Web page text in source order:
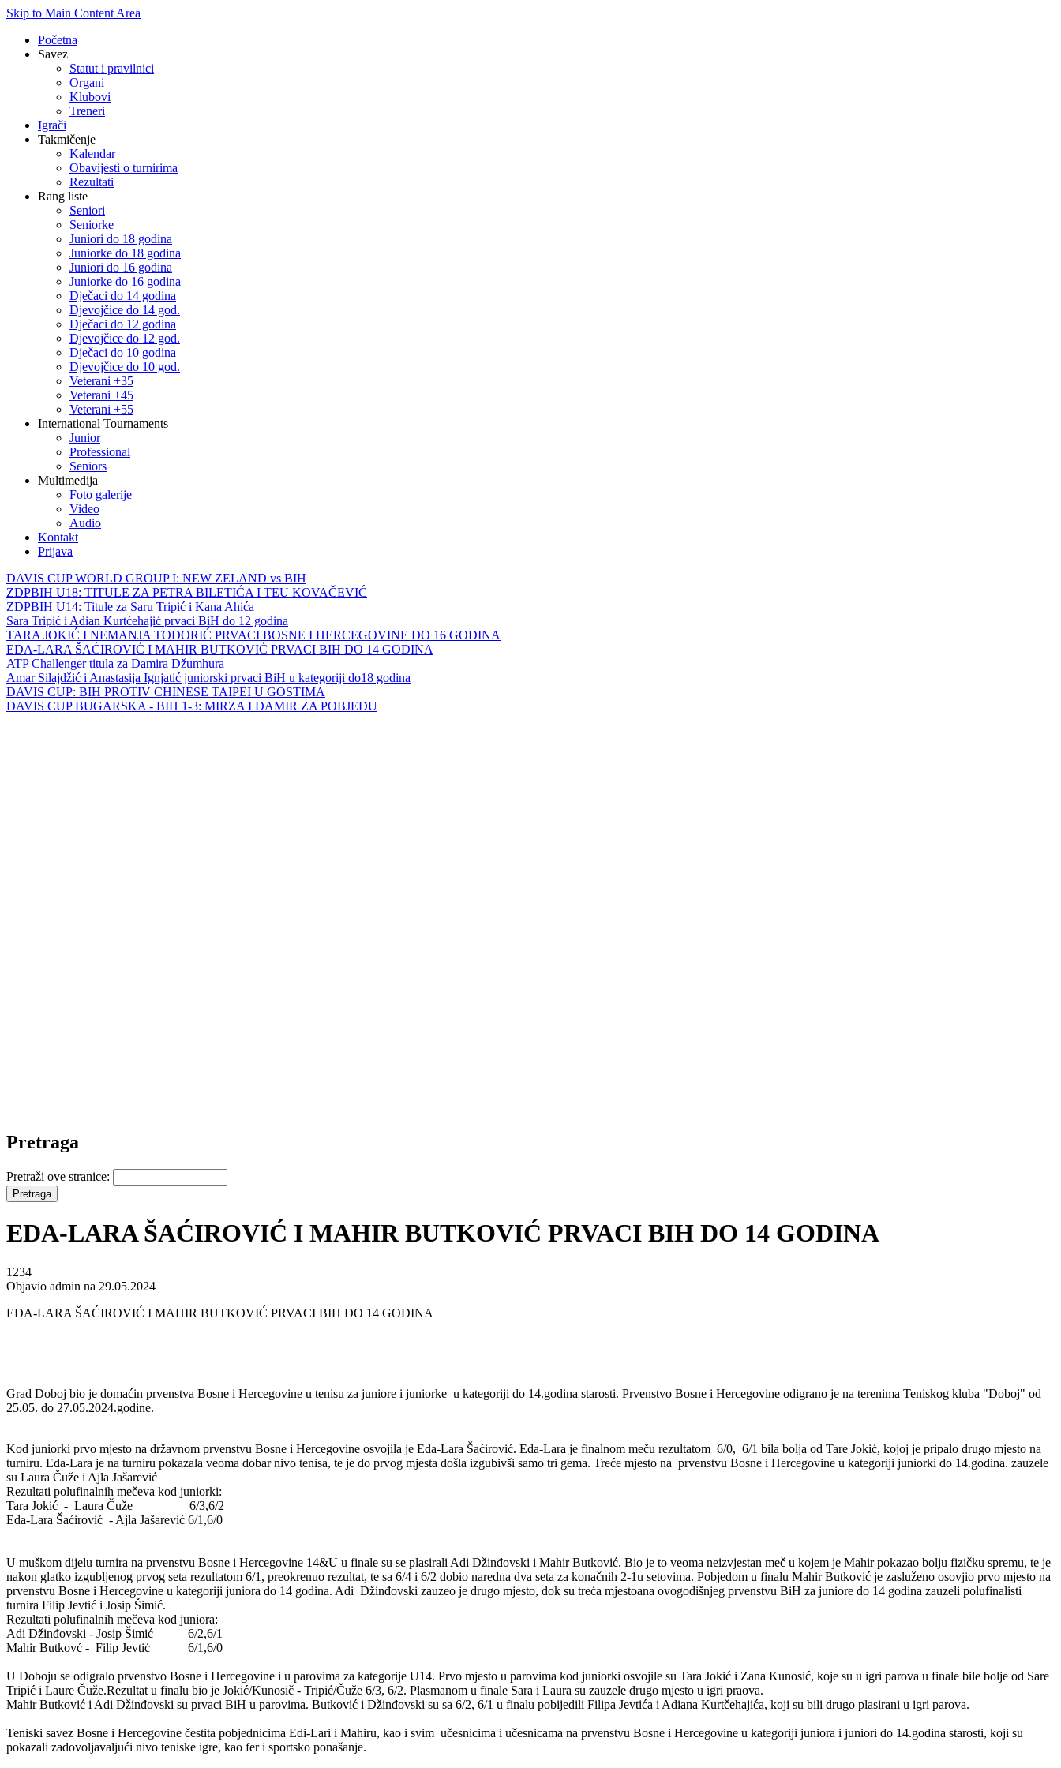
Skip to Main Content Area
Početna
Savez
Statut i pravilnici
Organi
Klubovi
Treneri
Igrači
Takmičenje
Kalendar
Obavijesti o turnirima
Rezultati
Rang liste
Seniori
Seniorke
Juniori do 18 godina
Juniorke do 18 godina
Juniori do 16 godina
Juniorke do 16 godina
Dječaci do 14 godina
Djevojčice do 14 god.
Dječaci do 12 godina
Djevojčice do 12 god.
Dječaci do 10 godina
Djevojčice do 10 god.
Veterani +35
Veterani +45
Veterani +55
International Tournaments
Junior
Professional
Seniors
Multimedija
Foto galerije
Video
Audio
Kontakt
Prijava
DAVIS CUP WORLD GROUP I: NEW ZELAND vs BIH
ZDPBIH U18: TITULE ZA PETRA BILETIĆA I TEU KOVAČEVIĆ
ZDPBIH U14: Titule za Saru Tripić i Kana Ahića
Sara Tripić i Adian Kurtćehajić prvaci BiH do 12 godina
TARA JOKIĆ I NEMANJA TODORIĆ PRVACI BOSNE I HERCEGOVINE DO 16 GODINA
EDA-LARA ŠAĆIROVIĆ I MAHIR BUTKOVIĆ PRVACI BIH DO 14 GODINA
ATP Challenger titula za Damira Džumhura
Amar Silajdžić i Anastasija Ignjatić juniorski prvaci BiH u kategoriji do18 godina
DAVIS CUP: BIH PROTIV CHINESE TAIPEI U GOSTIMA
DAVIS CUP BUGARSKA - BIH 1-3: MIRZA I DAMIR ZA POBJEDU
Pretraga
Pretraži ove stranice:
EDA-LARA ŠAĆIROVIĆ I MAHIR BUTKOVIĆ PRVACI BIH DO 14 GODINA
1234
Objavio admin na 29.05.2024
EDA-LARA ŠAĆIROVIĆ I MAHIR BUTKOVIĆ PRVACI BIH DO 14 GODINA
Grad Doboj bio je domaćin prvenstva Bosne i Hercegovine u tenisu za juniore i juniorke u kategoriji do 14.godina starosti. Prvenstvo Bosne i Hercegovine odigrano je na terenima Teniskog kluba "Doboj" od
25.05. do 27.05.2024.godine.
Kod juniorki prvo mjesto na državnom prvenstvu Bosne i Hercegovine osvojila je Eda-Lara Šaćirović. Eda-Lara je finalnom meču rezultatom 6/0, 6/1 bila bolja od Tare Jokić, kojoj je pripalo drugo mjesto na
turniru. Eda-Lara je na turniru pokazala veoma dobar nivo tenisa, te je do prvog mjesta došla izgubivši samo tri gema. Treće mjesto na prvenstvu Bosne i Hercegovine u kategoriji juniorki do 14.godina. zauzele
su Laura Čuže i Ajla Jašarević
Rezultati polufinalnih mečeva kod juniorki:
Tara Jokić - Laura Čuže 6/3,6/2
Eda-Lara Šaćirović - Ajla Jašarević 6/1,6/0
U muškom dijelu turnira na prvenstvu Bosne i Hercegovine 14&U u finale su se plasirali Adi Džinđovski i Mahir Butković. Bio je to veoma neizvjestan meč u kojem je Mahir pokazao bolju fizičku spremu, te je
nakon glatko izgubljenog prvog seta rezultatom 6/1, preokrenuo rezultat, te sa 6/4 i 6/2 dobio naredna dva seta za konačnih 2-1u setovima. Pobjedom u finalu Mahir Butković je zasluženo osovjio prvo mjesto na
prvenstvu Bosne i Hercegovine u kategoriji juniora do 14 godina. Adi Džinđovski zauzeo je drugo mjesto, dok su treća mjestoana ovogodišnjeg prvenstvu BiH za juniore do 14 godina zauzeli polufinalisti
turnira Filip Jevtić i Josip Šimić.
Rezultati polufinalnih mečeva kod juniora:
Adi Džinđovski - Josip Šimić 6/2,6/1
Mahir Butkovć - Filip Jevtić 6/1,6/0
U Doboju se odigralo prvenstvo Bosne i Hercegovine i u parovima za kategorije U14. Prvo mjesto u parovima kod juniorki osvojile su Tara Jokić i Zana Kunosić, koje su u igri parova u finale bile bolje od Sare
Tripić i Laure Čuže.Rezultat u finalu bio je Jokić/Kunosič - Tripić/Čuže 6/3, 6/2. Plasmanom u finale Sara i Laura su zauzele drugo mjesto u igri praova.
Mahir Butković i Adi Džinđovski su prvaci BiH u parovima. Butković i Džinđovski su sa 6/2, 6/1 u finalu pobijedili Filipa Jevtića i Adiana Kurtčehajića, koji su bili drugo plasirani u igri parova.
Teniski savez Bosne i Hercegovine čestita pobjednicima Edi-Lari i Mahiru, kao i svim učesnicima i učesnicama na prvenstvu Bosne i Hercegovine u kategoriji juniora i juniori do 14.godina starosti, koji su
pokazali zadovoljavaljući nivo teniske igre, kao fer i sportsko ponašanje.